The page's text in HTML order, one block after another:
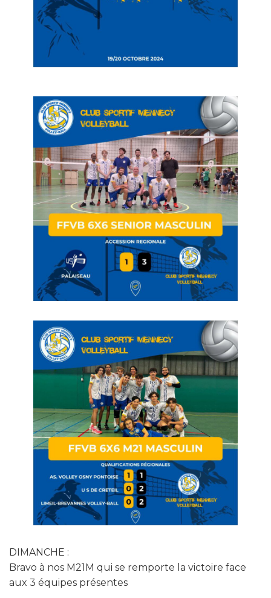
DIMANCHE :
Bravo à nos M21M qui se remporte la victoire face
aux 3 équipes présentes